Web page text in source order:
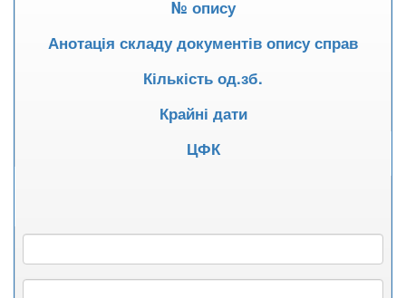
№ опису
Анотація складу документів опису справ
Кількість од.зб.
Крайні дати
ЦФК